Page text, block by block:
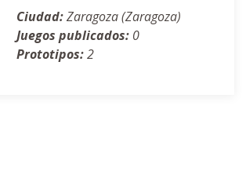
Ciudad:Zaragoza (Zaragoza)
Juegos publicados: 0
Prototipos:2